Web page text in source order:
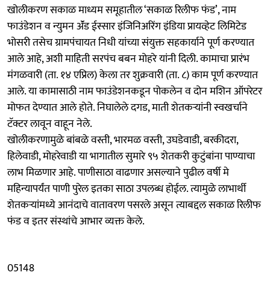
खोलीकरण सकाळ माध्यम समूहातील ‘सकाळ रिलीफ फंड’, नाम
फाउंडेशन व न्युमन ॲंड ईस्सार इंजिनिअरिंग इंडिया प्रायव्हेट लिमिटेड
भोसरी तसेच ग्रामपंचायत निधी यांच्या संयुक्त सहकार्याने पूर्ण करण्यात
आले आहे, अशी माहिती सरपंच बबन मोहरे यांनी दिली. कामाचा प्रारंभ
मंगळवारी (ता. १४ एप्रिल) केला तर शुक्रवारी (ता. ८) काम पूर्ण करण्यात
आले. या कामासाठी नाम फाउंडेशनकडून पोकलेन व दोन मशिन ऑपरेटर
मोफत देण्यात आले होते. निघालेले दगड, माती शेतकऱ्यांनी स्वखर्चाने
टॅक्टर लावून वाहून नेले.
खोलीकरणामुळे बांबळे वस्ती, भारमळ वस्ती, उघडेवाडी, बरकीदरा,
हिलेवाडी, मोहरेवाडी या भागातील सुमारे ९५ शेतकरी कुटुंबांना पाण्याचा
लाभ मिळणार आहे. पाणीसाठा वाढणार असल्याने पुढील वर्षी मे
महिन्यापर्यंत पाणी पुरेल इतका साठा उपलब्ध होईल. त्यामुळे लाभार्थी
शेतकऱ्यांमध्ये आनंदाचे वातावरण पसरले असून त्याबद्दल सकाळ रिलीफ
फंड व इतर संस्थांचे आभार व्यक्त केले.
05148